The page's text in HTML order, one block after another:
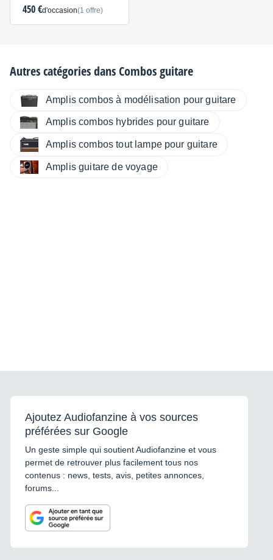
450 €d'occasion(1 offre)
Autres catégories dansCombos guitare
Amplis combos à modélisation pour guitare
Amplis combos hybrides pour guitare
Amplis combos tout lampe pour guitare
Amplis guitare de voyage
Ajoutez Audiofanzine à vos sources
préférées sur Google
Un geste simple qui soutient Audiofanzine et vous
permet de retrouver plus facilement tous nos
contenus : news, tests, avis, petites annonces,
forums...